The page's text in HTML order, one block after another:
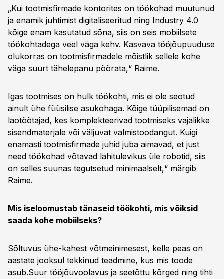
„Kui tootmisfirmade kontorites on töökohad muutunud
ja enamik juhtimist digitaliseeritud ning Industry 4.0
kõige enam kasutatud sõna, siis on seis mobiilsete
töökohtadega veel väga kehv. Kasvava tööjõupuuduse
olukorras on tootmisfirmadele mõistlik sellele kohe
väga suurt tähelepanu pöörata,“ Raime.
Igas tootmises on hulk töökohti, mis ei ole seotud
ainult ühe füüsilise asukohaga. Kõige tüüpilisemad on
laotöötajad, kes komplekteerivad tootmiseks vajalikke
sisendmaterjale või väljuvat valmistoodangut. Kuigi
enamasti tootmisfirmade juhid juba aimavad, et just
need töökohad võtavad lähitulevikus üle robotid, siis
on selles suunas tegutsetud minimaalselt,“ märgib
Raime.
Mis iseloomustab tänaseid töökohti, mis võiksid
saada kohe mobiilseks?
Sõltuvus ühe-kahest võtmeinimesest, kelle peas on
aastate jooksul tekkinud teadmine, kus mis toode
asub.Suur tööjõuvoolavus ja seetõttu kõrged ning tihti